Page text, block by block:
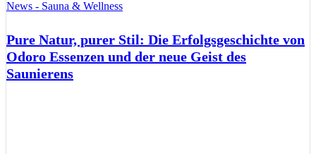
News - Sauna & Wellness
Pure Natur, purer Stil: Die Erfolgsgeschichte von
Odoro Essenzen und der neue Geist des
Saunierens